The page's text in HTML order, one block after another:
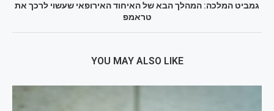
גמביט המלכה: המהלך הבא של האיחוד האירופאי שעשוי לרכך את
טראמפ
YOU MAY ALSO LIKE